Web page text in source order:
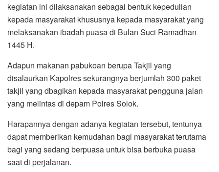
kegiatan ini dilaksanakan sebagai bentuk kepedulian
kepada masyarakat khususnya kepada masyarakat yang
melaksanakan ibadah puasa di Bulan Suci Ramadhan
1445 H.
Adapun makanan pabukoan berupa Takjil yang
disalaurkan Kapolres sekurangnya berjumlah 300 paket
takjil yang dbagikan kepada masyarakat pengguna jalan
yang melintas di depam Polres Solok.
Harapannya dengan adanya kegiatan tersebut, tentunya
dapat memberikan kemudahan bagi masyarakat terutama
bagi yang sedang berpuasa untuk bisa berbuka puasa
saat di perjalanan.